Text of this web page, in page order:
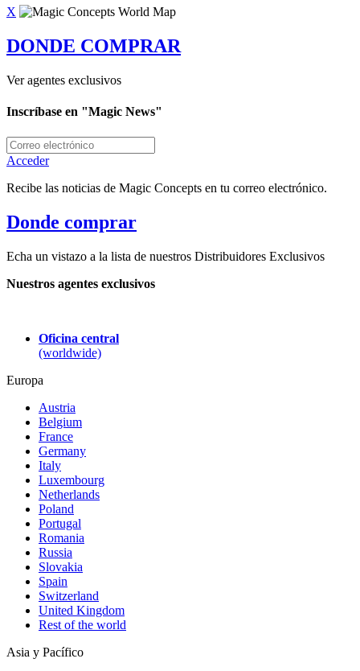
X
DONDE COMPRAR
Ver agentes exclusivos
Inscríbase en "Magic News"
Acceder
Recibe las noticias de Magic Concepts en tu correo electrónico.
Donde comprar
Echa un vistazo a la lista de nuestros Distribuidores Exclusivos
Nuestros agentes exclusivos
Oficina central
(worldwide)
Europa
Austria
Belgium
France
Germany
Italy
Luxembourg
Netherlands
Poland
Portugal
Romania
Russia
Slovakia
Spain
Switzerland
United Kingdom
Rest of the world
Asia y Pacífico